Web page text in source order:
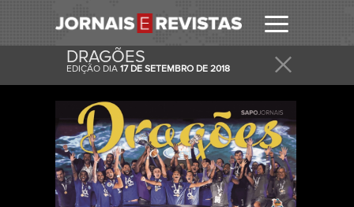
DRAGÕES
EDIÇÃO DIA 17 DE SETEMBRO DE 2018
RECEBER
RECEBA ESTA E OUTRAS CAPAS NO SEU EMAIL
DIARIAMENTE.